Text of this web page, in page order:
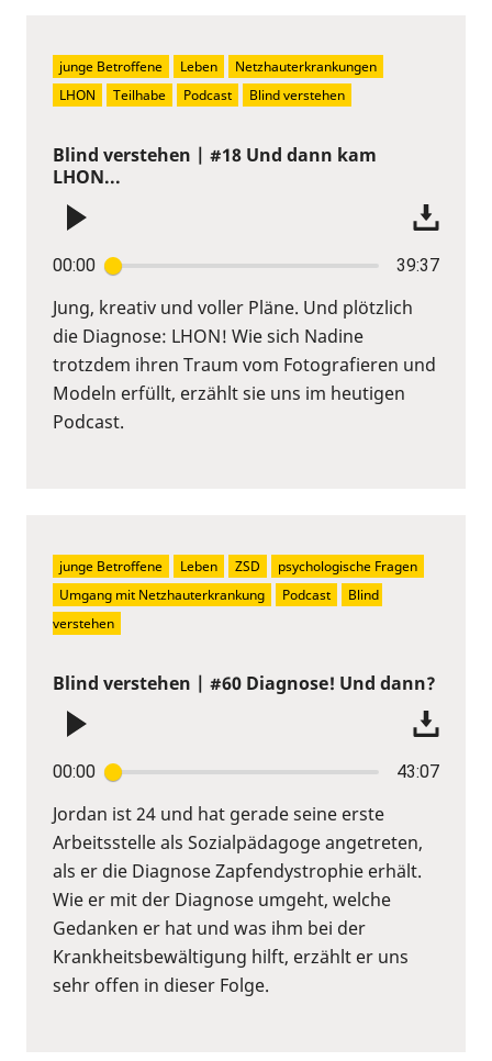
Blind verstehen | #18 Und dann kam
LHON...
00:00 39:37
Jung, kreativ und voller Pläne. Und plötzlich
die Diagnose: LHON! Wie sich Nadine
trotzdem ihren Traum vom Fotografieren und
Modeln erfüllt, erzählt sie uns im heutigen
Podcast.
junge Betroffene Leben
Netzhauterkrankungen
LHON
Teilhabe Podcast Blind verstehen
Blind verstehen | #60 Diagnose! Und dann?
00:00 43:07
Jordan ist 24 und hat gerade seine erste
Arbeitsstelle als Sozialpädagoge angetreten,
als er die Diagnose Zapfendystrophie erhält.
Wie er mit der Diagnose umgeht, welche
Gedanken er hat und was ihm bei der
Krankheitsbewältigung hilft, erzählt er uns
sehr offen in dieser Folge.
junge Betroffene Leben ZSD
psychologische Fragen
Umgang mit Netzhauterkrankung
Podcast
Blind
verstehen